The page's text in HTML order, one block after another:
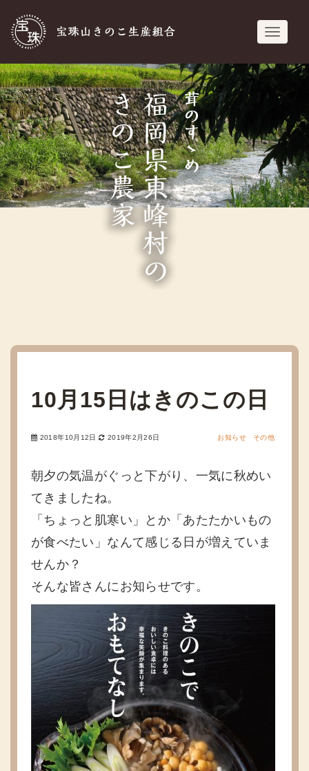
宝珠山きのこ生
10月15日はきのこの日
2018年10月12日 2019年2月26日 お知らせ その他
朝夕の気温がぐっと下がり、一気に秋めい
てきましたね。
「ちょっと肌寒い」とか「あたたかいもの
が食べたい」なんて感じる日が増えていま
せんか？
そんな皆さんにお知らせです。